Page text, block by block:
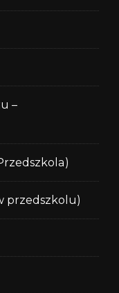
–
przedszkolu)